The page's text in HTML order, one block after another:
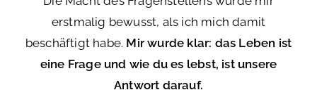
erstmalig bewusst, als ich mich damit
beschäftigt habe. Mir wurde klar: das Leben ist
eine Frage und wie du es lebst, ist unsere
Antwort darauf.